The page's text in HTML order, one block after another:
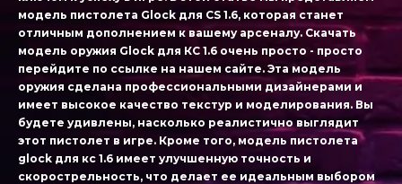
модель пистолета Glock для CS 1.6, которая станет
отличным дополнением к вашему арсеналу. Скачать
модель оружия Glock для КС 1.6 очень просто - просто
перейдите по ссылке на нашем сайте. Эта модель
оружия сделана профессиональными дизайнерами и
имеет высокое качество текстур и моделирования. Вы
будете удивлены, насколько реалистично выглядит
этот пистолет в игре. Кроме того, модель пистолета
glock для кс 1.6 имеет улучшенную точность и
скорострельность, что делает ее идеальным выбором